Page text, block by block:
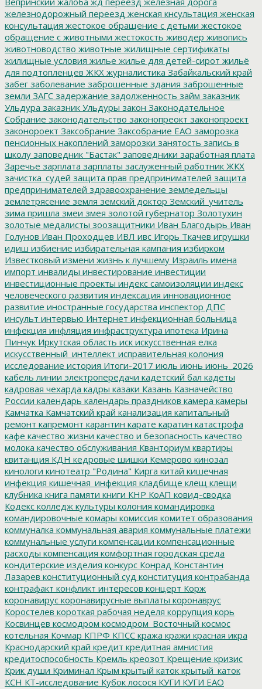
железнодорожный переезд женская кнсультация женская
консультация жестокое обращение с детьми жестокое
обращение с животными жестокость живодер живопись
животноводство животные жилищные сертификаты
жилищные условия жилье жилье для детей-сирот жильё
для подтопленцев ЖКХ журналистика Забайкальский край
забег заболевание заброшенные здания заброшенные
земли ЗАГС задержание задолженность займ заказник
Ульдура заказник Ульдуры закон Законодательное
Собрание законодательство законопреокт законопроект
законороект Заксобрание Заксобрание ЕАО заморозка
пенсионных накоплений заморозки занятость запись в
школу заповедник "Бастак" заповедники заработная плата
Заречье зарплата зарплаты заслуженный работник ЖКХ
зачистка_судей защита прав предпринимателей защита
предпринимателей здравоохранение земледельцы
землетрясение земля земский доктор Земский_учитель
зима пришла змеи змея золотой губернатор Золотухин
золотые медалисты зоозащитники Иван Благодырь Иван
Голунов Иван Проходцев ИВЛ ивс Игорь Ткачев игрушки
идиш избиение избирательная кампания избирком
Известковый измени жизнь к лучшему Израиль имена
импорт инвалиды инвестирование инвестиции
инвестиционные проекты индекс самоизоляции индекс
человеческого развития индексация инновационное
развитие иностранные государства инспектор ДПС
инсульт интервью Интернет инфекционная больница
инфекция инфляция инфраструктура ипотека Ирина
Пинчук Иркутская область иск искусственная елка
искусственный_интеллект исправительная колония
исследование история Итоги-2017 июль июнь июнь_2026
кабель линии электропередачи кадетский бал кадеты
кадровая чехарда кадры казаки Казань Казначейство
России календарь календарь праздников камера камеры
Камчатка Камчатский край канализация капитальный
ремонт капремонт карантин карате каратин катастрофа
кафе качество жизни качество и безопасность качество
молока качество обслуживания Кванториум квартиры
квитанция КДН кедровые шишки Кемерово кинозал
кинологи кинотеатр "Родина" Кирга китай кишечная
инфекция кишечная_инфекция кладбище клещ клещи
клубника книга памяти книги КНР КоАП ковид-сводка
Кодекс колледж культуры колония командировка
командировочные комары комиссия комитет образования
коммуналка коммунальная авария коммунальные платежи
коммунальные услуги компенсации компенсационные
расходы компенсация комфортная городская среда
кондитерские изделия конкурс Конрад Константин
Лазарев конституционный суд конституция контрабанда
контрафакт конфликт интересов концерт Корж
коронавирус коронавирусные выплаты коронаврус
Коростелев короткая рабочая неделя коррупция корь
Косвинцев космодром космодром_Восточный космос
котельная Кочмар КПРФ КПСС кража кражи красная икра
Краснодарский край кредит кредитная амнистия
кредитоспособность Кремль креозот Крещение кризис
Крик души Криминал Крым крытый каток крытый_каток
КСН КТ-исследование Кубок лосося КУГИ КУГИ ЕАО